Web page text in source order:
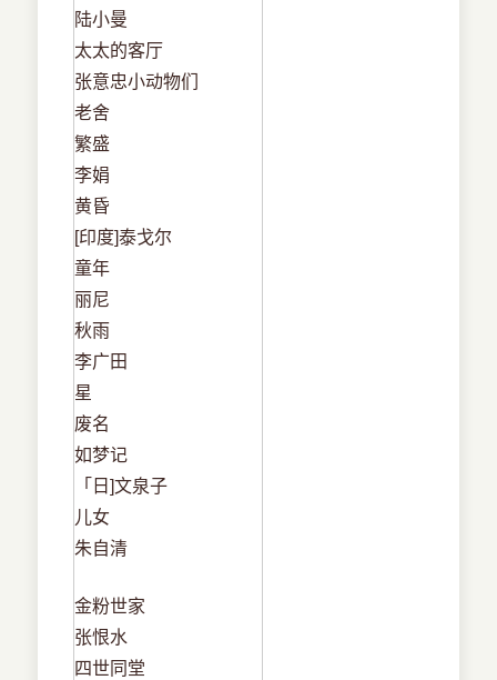
陆小曼
太太的客厅
张意忠小动物们
老舍
繁盛
李娟
黄昏
[印度]泰戈尔
童年
丽尼
秋雨
李广田
星
废名
如梦记
「日]文泉子
儿女
朱自清
金粉世家
张恨水
四世同堂